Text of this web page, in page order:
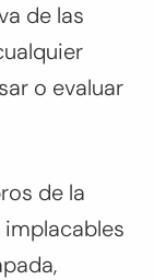
de las
o evaluar
de la
implacables